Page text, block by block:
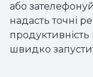
або
надасть точні
швидко